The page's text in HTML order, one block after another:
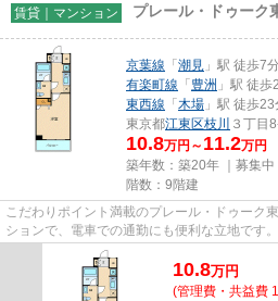
賃貸｜マンション プレール・ドゥーク
京葉線 「 潮見 」駅 徒歩7
有楽町線 「 豊洲 」駅 徒歩
東西線 「 木場 」駅 徒歩23
東京都江東区枝川 ３丁目
10.8万円～ 11.2万円
築年数：築20年 ｜募集中
階数：9階建
こだわりポイント満載のプレール・ドゥーク
ションで、電車での通勤にも便利な立地です
こちらの物件にはエレベーター...
10.8万円
(管理費・共益費